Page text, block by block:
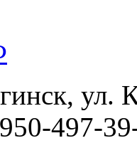
ул.
497-